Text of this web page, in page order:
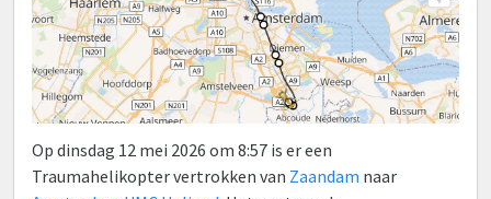
Op dinsdag 12 mei 2026 om 8:57 is er een
Traumahelikopter vertrokken van Zaandam naar